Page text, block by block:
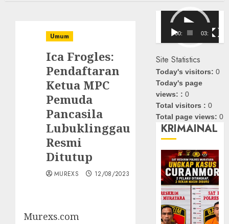
Umum
Ica Frogles:
Pendaftaran
Ketua MPC
Pemuda
Pancasila
Lubuklinggau
Resmi
Ditutup
MUREXS 12/08/2023
Murexs.com
Pemutar
Video
00:00 03:08
Site Statistics
Today's visitors:0
Today's page
views: :0
Total visitors :0
Total page views:0
KRIMAINAL